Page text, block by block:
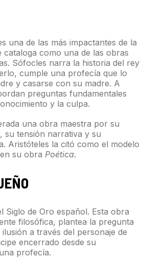
una de las más impactantes de la
cataloga como una de las obras
Sófocles narra la historia del rey
cumple una profecía que lo
y casarse con su madre. A
preguntas fundamentales
y la culpa.
una obra maestra por su
su tensión narrativa y su
Aristóteles la citó como el modelo
su obra Poética.
Siglo de Oro español. Esta obra
filosófica, plantea la pregunta
a través del personaje de
encerrado desde su
profecía.